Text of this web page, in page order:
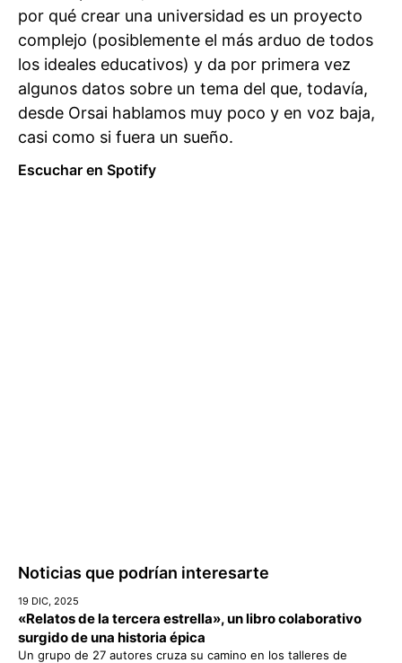
por qué crear una universidad es un proyecto
complejo (posiblemente el más arduo de todos
los ideales educativos) y da por primera vez
algunos datos sobre un tema del que, todavía,
desde Orsai hablamos muy poco y en voz baja,
casi como si fuera un sueño.
Escuchar en Spotify
Noticias que podrían interesarte
19 DIC, 2025
«Relatos de la tercera estrella», un libro colaborativo
surgido de una historia épica
Un grupo de 27 autores cruza su camino en los talleres de